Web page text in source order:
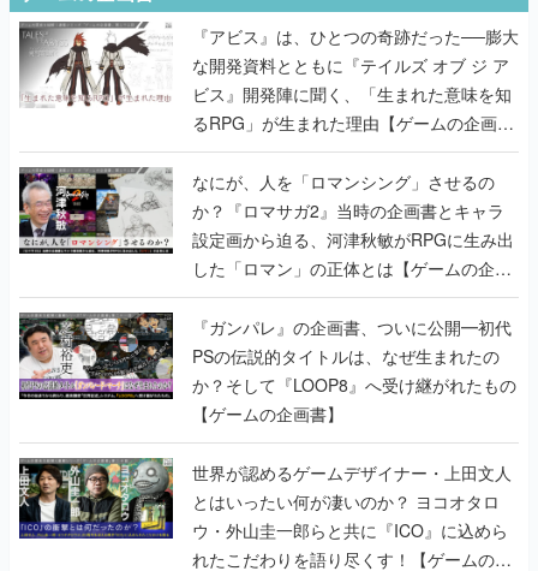
るRPG」が生まれた理由【ゲームの企画
書】
なにが、人を「ロマンシング」させるの
か？『ロマサガ2』当時の企画書とキャラ
設定画から迫る、河津秋敏がRPGに生み出
した「ロマン」の正体とは【ゲームの企画
書】
『ガンパレ』の企画書、ついに公開━初代
PSの伝説的タイトルは、なぜ生まれたの
か？そして『LOOP8』へ受け継がれたもの
【ゲームの企画書】
世界が認めるゲームデザイナー・上田文人
とはいったい何が凄いのか？ ヨコオタロ
ウ・外山圭一郎らと共に『ICO』に込めら
れたこだわりを語り尽くす！【ゲームの企
画書】
【ゲームの企画書】『ペルソナ3』を築き
上げたのは反骨心とリスペクトだった。赤